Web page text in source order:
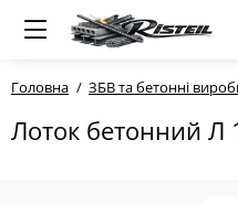
Головна ЗБВ та бетонні
Лоток бетонний Л